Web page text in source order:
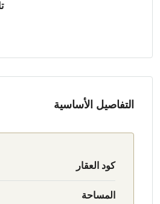
التفاصيل الأساسية
كود العقار
المساحة